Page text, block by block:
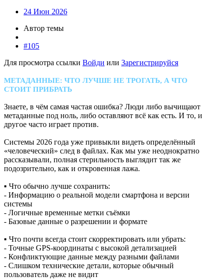
24 Июн 2026
Автор темы
#105
Для просмотра ссылки Войди или Зарегистрируйся
МЕТАДАННЫЕ: ЧТО ЛУЧШЕ НЕ ТРОГАТЬ, А ЧТО
СТОИТ ПРИБРАТЬ
Знаете, в чём самая частая ошибка? Люди либо вычищают
метаданные под ноль, либо оставляют всё как есть. И то, и
другое часто играет против.
Системы 2026 года уже привыкли видеть определённый
«человеческий» след в файлах. Как мы уже неоднократно
рассказывали, полная стерильность выглядит так же
подозрительно, как и откровенная лажа.
▪ Что обычно лучше сохранить:
- Информацию о реальной модели смартфона и версии
системы
- Логичные временные метки съёмки
- Базовые данные о разрешении и формате
▪ Что почти всегда стоит скорректировать или убрать:
- Точные GPS-координаты с высокой детализацией
- Конфликтующие данные между разными файлами
- Слишком технические детали, которые обычный
пользователь даже не видит